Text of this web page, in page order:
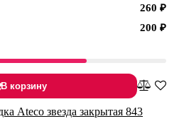
260 ₽
200 ₽
В корзину